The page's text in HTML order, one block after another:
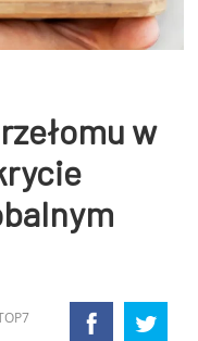
w